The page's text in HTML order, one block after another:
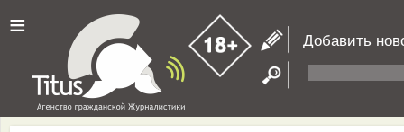
≡ Добавить